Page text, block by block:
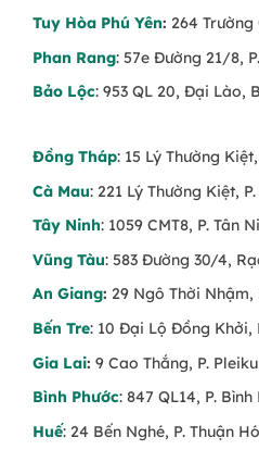
Tuy Hòa Phú Yên: 264 Trường
Phan Rang: 57e Đường 21/8,
Bảo Lộc: 953 QL 20, Đại Lào,
Đồng Tháp: 15 Lý Thường
Cà Mau: 221 Lý Thường Kiệt,
Tây Ninh: 1059 CMT8, P. Tân
Vũng Tàu: 583 Đường 30/4,
An Giang: 29 Ngô Thời Nhậm,
Bến Tre: 10 Đại Lộ Đồng Khởi,
Gia Lai: 9 Cao Thắng, P.
Bình Phước: 847 QL14, P.
Huế: 24 Bến Nghé, P. Thuận